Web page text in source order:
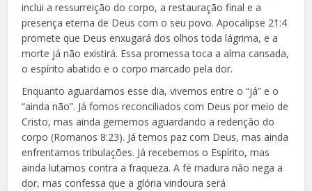
inclui a ressurreição do corpo, a restauração final e a
presença eterna de Deus com o seu povo. Apocalipse 21:4
promete que Deus enxugará dos olhos toda lágrima, e a
morte já não existirá. Essa promessa toca a alma cansada,
o espírito abatido e o corpo marcado pela dor.
Enquanto aguardamos esse dia, vivemos entre o “já” e o
“ainda não”. Já fomos reconciliados com Deus por meio de
Cristo, mas ainda gememos aguardando a redenção do
corpo (Romanos 8:23). Já temos paz com Deus, mas ainda
enfrentamos tribulações. Já recebemos o Espírito, mas
ainda lutamos contra a fraqueza. A fé madura não nega a
dor, mas confessa que a glória vindoura será